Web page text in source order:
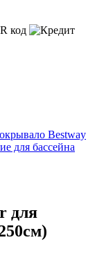
Bestway
для бассейна
для